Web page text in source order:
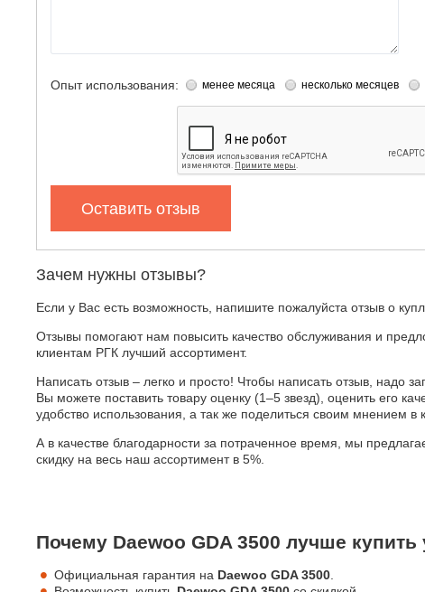
Опыт использования: менее месяца несколько месяцев
Оставить отзыв
Зачем нужны отзывы?
Если у Вас есть возможность, напишите пожалуйста отзыв о
Отзывы помогают нам повысить качество обслуживания и
клиентам РГК лучший ассортимент.
Написать отзыв – легко и просто! Чтобы написать отзыв, надо
Вы можете поставить товару оценку (1–5 звезд), оценить его
удобство использования, а так же поделиться своим мнением в
А в качестве благодарности за потраченное время, мы
скидку на весь наш ассортимент в 5%.
Почему Daewoo GDA 3500 лучше купить
Официальная гарантия на Daewoo GDA 3500